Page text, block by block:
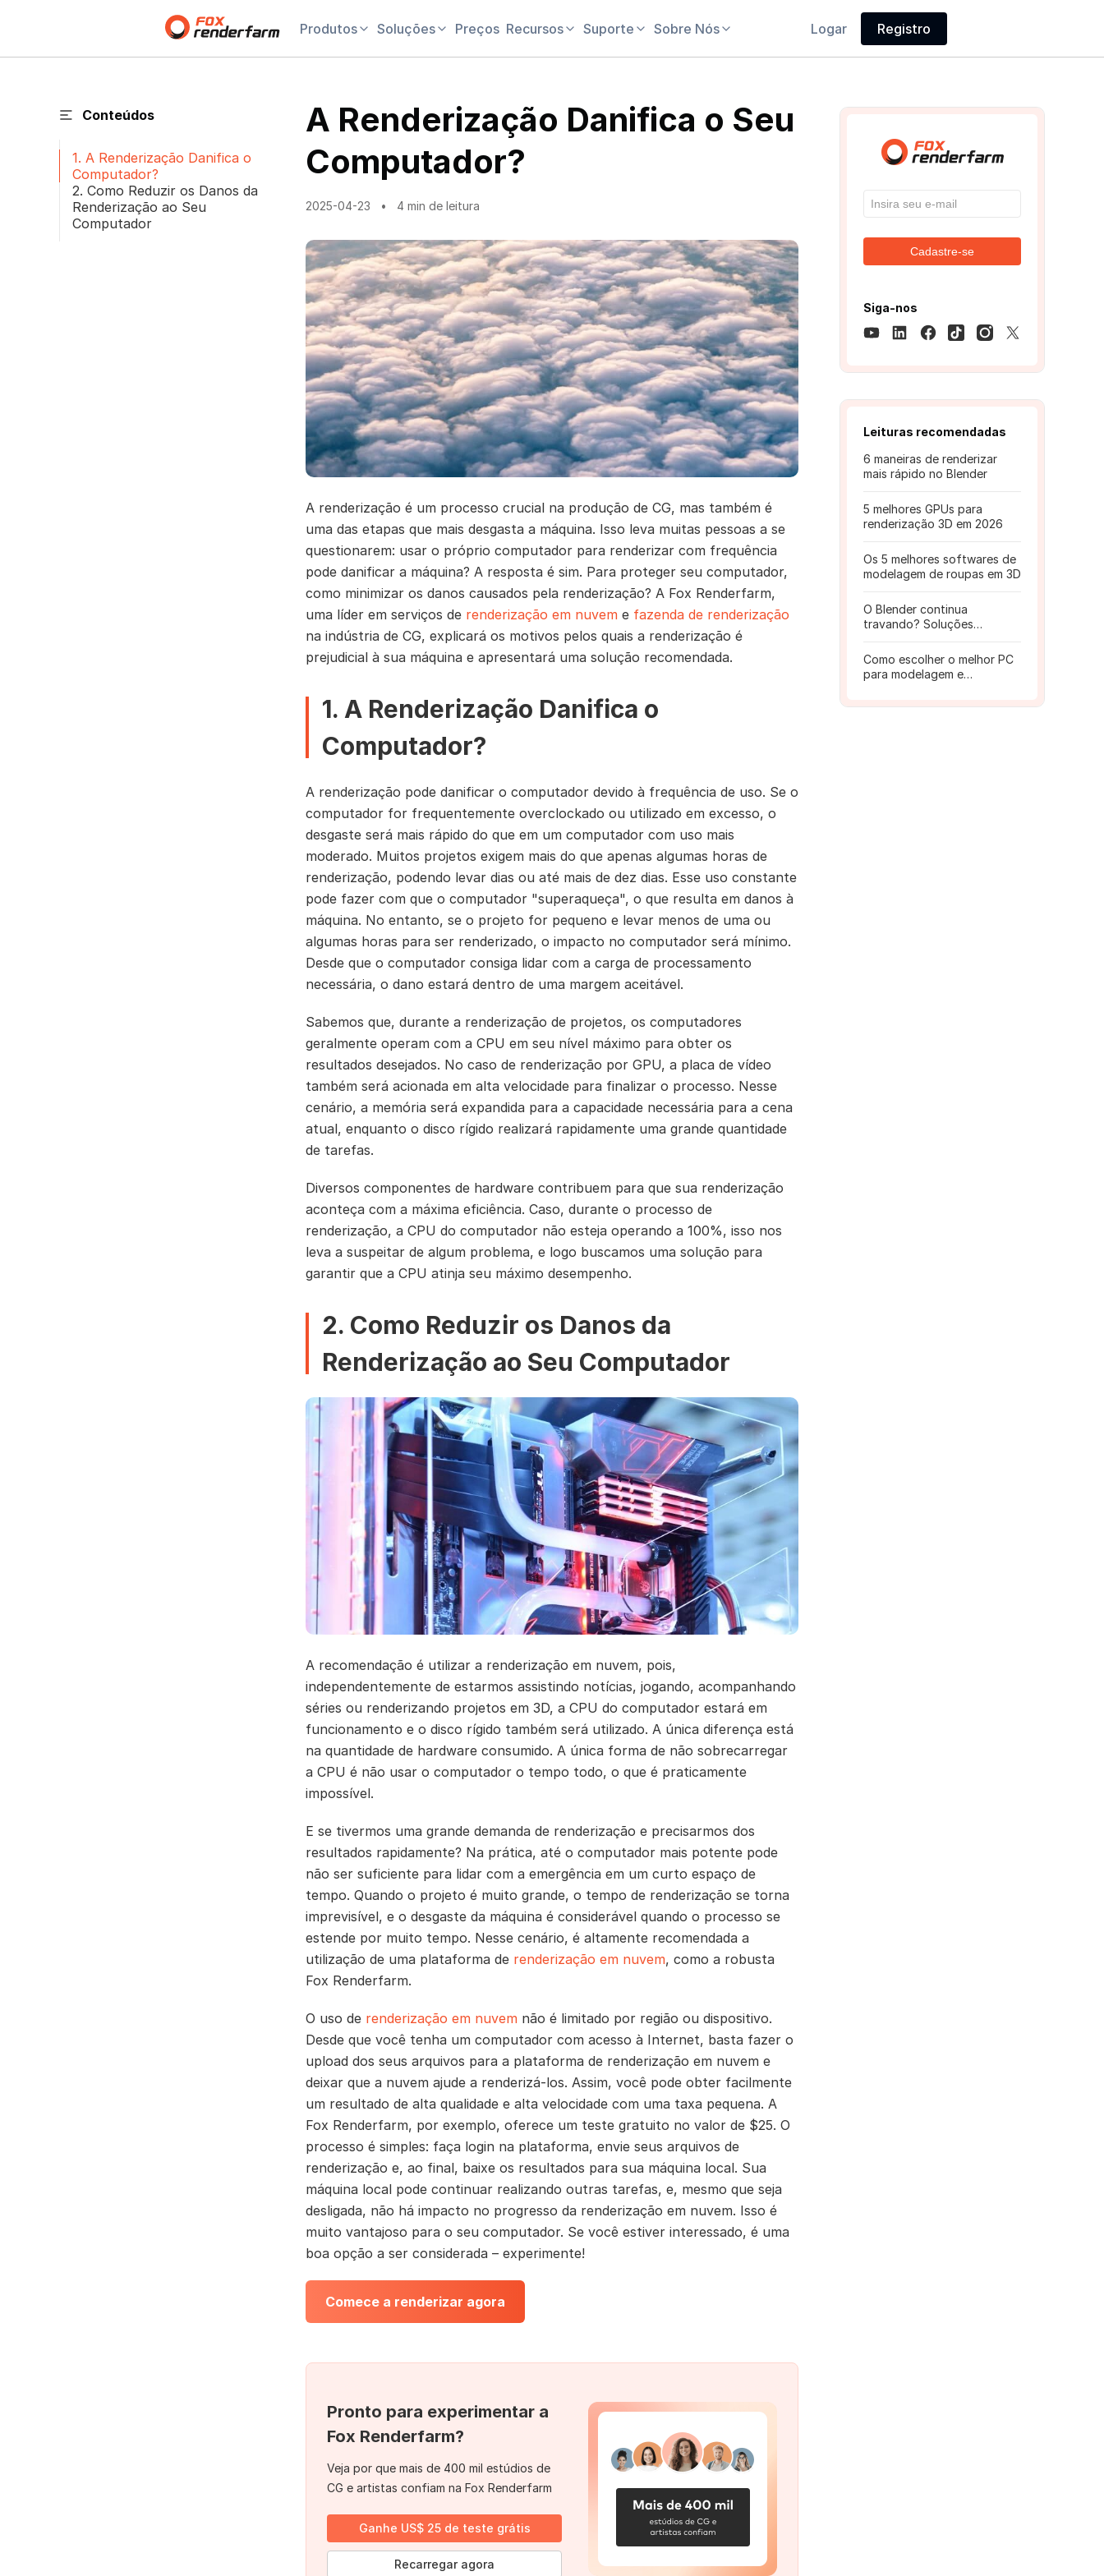
Produtos Soluções Preços Recursos Suporte Sobre Nós Logar Registro
Conteúdos
1. A Renderização Danifica o
Computador?
2. Como Reduzir os Danos da
Renderização ao Seu
Computador
A Renderização Danifica o Seu
Computador?
2025-04-23 4 min de leitura
A renderização é um processo crucial na produção de CG, mas também é
uma das etapas que mais desgasta a máquina. Isso leva muitas pessoas a se
questionarem: usar o próprio computador para renderizar com frequência
pode danificar a máquina? A resposta é sim. Para proteger seu computador,
como minimizar os danos causados pela renderização? A Fox Renderfarm,
uma líder em serviços de renderização em nuvem e fazenda de renderização
na indústria de CG, explicará os motivos pelos quais a renderização é
prejudicial à sua máquina e apresentará uma solução recomendada.
1. A Renderização Danifica o
Computador?
A renderização pode danificar o computador devido à frequência de uso. Se o
computador for frequentemente overclockado ou utilizado em excesso, o
desgaste será mais rápido do que em um computador com uso mais
moderado. Muitos projetos exigem mais do que apenas algumas horas de
renderização, podendo levar dias ou até mais de dez dias. Esse uso constante
pode fazer com que o computador "superaqueça", o que resulta em danos à
máquina. No entanto, se o projeto for pequeno e levar menos de uma ou
algumas horas para ser renderizado, o impacto no computador será mínimo.
Desde que o computador consiga lidar com a carga de processamento
necessária, o dano estará dentro de uma margem aceitável.
Sabemos que, durante a renderização de projetos, os computadores
geralmente operam com a CPU em seu nível máximo para obter os
resultados desejados. No caso de renderização por GPU, a placa de vídeo
também será acionada em alta velocidade para finalizar o processo. Nesse
cenário, a memória será expandida para a capacidade necessária para a cena
atual, enquanto o disco rígido realizará rapidamente uma grande quantidade
de tarefas.
Diversos componentes de hardware contribuem para que sua renderização
aconteça com a máxima eficiência. Caso, durante o processo de
renderização, a CPU do computador não esteja operando a 100%, isso nos
leva a suspeitar de algum problema, e logo buscamos uma solução para
garantir que a CPU atinja seu máximo desempenho.
2. Como Reduzir os Danos da
Renderização ao Seu Computador
A recomendação é utilizar a renderização em nuvem, pois,
independentemente de estarmos assistindo notícias, jogando, acompanhando
séries ou renderizando projetos em 3D, a CPU do computador estará em
funcionamento e o disco rígido também será utilizado. A única diferença está
na quantidade de hardware consumido. A única forma de não sobrecarregar
a CPU é não usar o computador o tempo todo, o que é praticamente
impossível.
E se tivermos uma grande demanda de renderização e precisarmos dos
resultados rapidamente? Na prática, até o computador mais potente pode
não ser suficiente para lidar com a emergência em um curto espaço de
tempo. Quando o projeto é muito grande, o tempo de renderização se torna
imprevisível, e o desgaste da máquina é considerável quando o processo se
estende por muito tempo. Nesse cenário, é altamente recomendada a
utilização de uma plataforma de renderização em nuvem, como a robusta
Fox Renderfarm.
O uso de renderização em nuvem não é limitado por região ou dispositivo.
Desde que você tenha um computador com acesso à Internet, basta fazer o
upload dos seus arquivos para a plataforma de renderização em nuvem e
deixar que a nuvem ajude a renderizá-los. Assim, você pode obter facilmente
um resultado de alta qualidade e alta velocidade com uma taxa pequena. A
Fox Renderfarm, por exemplo, oferece um teste gratuito no valor de $25. O
processo é simples: faça login na plataforma, envie seus arquivos de
renderização e, ao final, baixe os resultados para sua máquina local. Sua
máquina local pode continuar realizando outras tarefas, e, mesmo que seja
desligada, não há impacto no progresso da renderização em nuvem. Isso é
muito vantajoso para o seu computador. Se você estiver interessado, é uma
boa opção a ser considerada – experimente!
Comece a renderizar agora
Pronto para experimentar a
Fox Renderfarm?
Veja por que mais de 400 mil estúdios de
CG e artistas confiam na Fox Renderfarm
Ganhe US$ 25 de teste grátis
Recarregar agora
Cadastre-se
Siga-nos
Leituras recomendadas
6 maneiras de renderizar
mais rápido no Blender
5 melhores GPUs para
renderização 3D em 2026
Os 5 melhores softwares de
modelagem de roupas em 3D
O Blender continua
travando? Soluções
Como escolher o melhor PC
para modelagem e